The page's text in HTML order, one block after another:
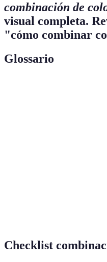
combinación de
visual completa.
"cómo combinar
Glossario
Checklist